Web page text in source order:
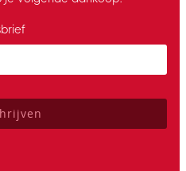
privacy policy to subscribe to